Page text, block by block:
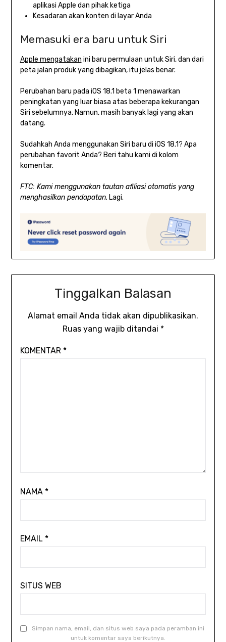
aplikasi Apple dan pihak ketiga
Kesadaran akan konten di layar Anda
Memasuki era baru untuk Siri
Apple mengatakan ini baru permulaan untuk Siri, dan dari
peta jalan produk yang dibagikan, itu jelas benar.
Perubahan baru pada iOS 18.1 beta 1 menawarkan
peningkatan yang luar biasa atas beberapa kekurangan
Siri sebelumnya. Namun, masih banyak lagi yang akan
datang.
Sudahkah Anda menggunakan Siri baru di iOS 18.1? Apa
perubahan favorit Anda? Beri tahu kami di kolom
komentar.
FTC: Kami menggunakan tautan afiliasi otomatis yang
menghasilkan pendapatan. Lagi.
Tinggalkan Balasan
Alamat email Anda tidak akan dipublikasikan.
Ruas yang wajib ditandai *
KOMENTAR *
NAMA *
EMAIL *
SITUS WEB
Simpan nama, email, dan situs web saya pada peramban ini
untuk komentar saya berikutnya.